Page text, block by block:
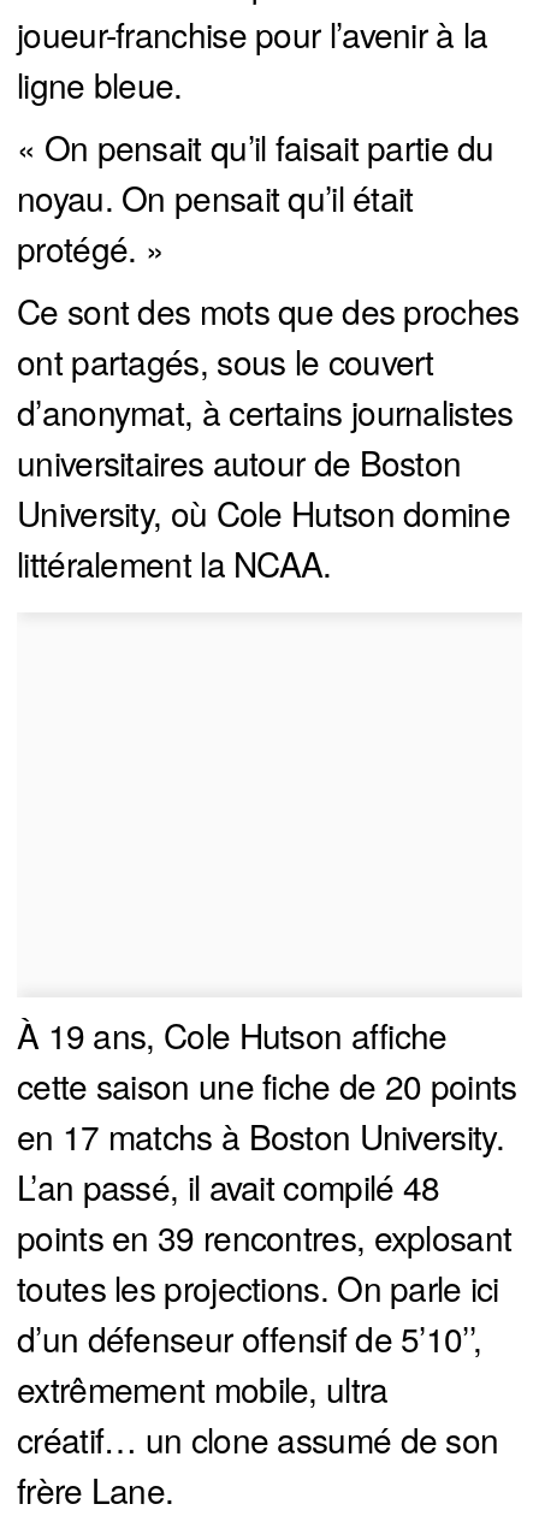
joueur-franchise pour l’avenir à la
ligne bleue.
« On pensait qu’il faisait partie du
noyau. On pensait qu’il était
protégé. »
Ce sont des mots que des proches
ont partagés, sous le couvert
d’anonymat, à certains journalistes
universitaires autour de Boston
University, où Cole Hutson domine
littéralement la NCAA.
À 19 ans, Cole Hutson affiche
cette saison une fiche de 20 points
en 17 matchs à Boston University.
L’an passé, il avait compilé 48
points en 39 rencontres, explosant
toutes les projections. On parle ici
d’un défenseur offensif de 5’10’’,
extrêmement mobile, ultra
créatif… un clone assumé de son
frère Lane.